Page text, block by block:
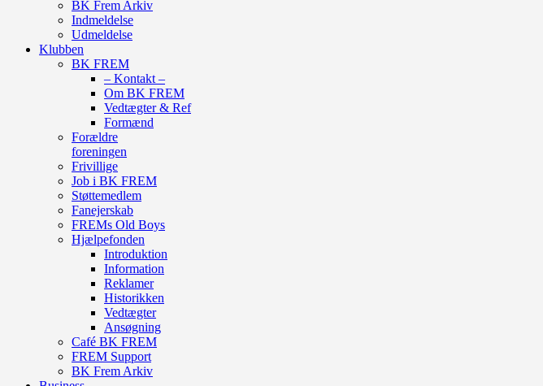
BK Frem Arkiv
Indmeldelse
Udmeldelse
Klubben
BK FREM
– Kontakt –
Om BK FREM
Vedtægter & Ref
Formænd
Forældre
foreningen
Frivillige
Job i BK FREM
Støttemedlem
Fanejerskab
FREMs Old Boys
Hjælpefonden
Introduktion
Information
Reklamer
Historikken
Vedtægter
Ansøgning
Café BK FREM
FREM Support
BK Frem Arkiv